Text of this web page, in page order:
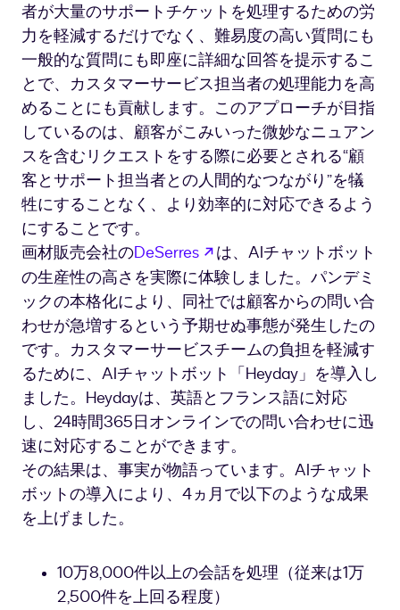
者が大量のサポートチケットを処理するための労
力を軽減するだけでなく、難易度の高い質問にも
一般的な質問にも即座に詳細な回答を提示するこ
とで、カスタマーサービス担当者の処理能力を高
めることにも貢献します。このアプローチが目指
しているのは、顧客がこみいった微妙なニュアン
スを含むリクエストをする際に必要とされる“顧
客とサポート担当者との人間的なつながり”を犠
牲にすることなく、より効率的に対応できるよう
にすることです。
画材販売会社のDeSerres 新しいタブで開く
は、AIチャットボット
の生産性の高さを実際に体験しました。パンデミ
ックの本格化により、同社では顧客からの問い合
わせが急増するという予期せぬ事態が発生したの
です。カスタマーサービスチームの負担を軽減す
るために、AIチャットボット「Heyday」を導入し
ました。Heydayは、英語とフランス語に対応
し、24時間365日オンラインでの問い合わせに迅
速に対応することができます。
その結果は、事実が物語っています。AIチャット
ボットの導入により、4ヵ月で以下のような成果
を上げました。
10万8,000件以上の会話を処理（従来は1万
2,500件を上回る程度）